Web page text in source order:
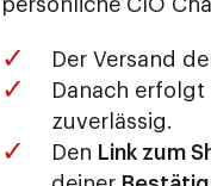
persönliche CIO
Der Versand
Danach
zuverlässig.
Den Link zum